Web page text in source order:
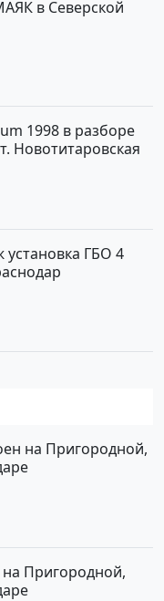
в Северской
1998 в разборе
Новотитаровская
ГБО 4
на Пригородной,
Пригородной,